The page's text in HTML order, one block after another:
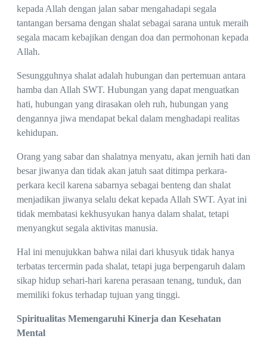
kepada Allah dengan jalan sabar mengahadapi segala
tantangan bersama dengan shalat sebagai sarana untuk meraih
segala macam kebajikan dengan doa dan permohonan kepada
Allah.
Sesungguhnya shalat adalah hubungan dan pertemuan antara
hamba dan Allah SWT. Hubungan yang dapat menguatkan
hati, hubungan yang dirasakan oleh ruh, hubungan yang
dengannya jiwa mendapat bekal dalam menghadapi realitas
kehidupan.
Orang yang sabar dan shalatnya menyatu, akan jernih hati dan
besar jiwanya dan tidak akan jatuh saat ditimpa perkara-
perkara kecil karena sabarnya sebagai benteng dan shalat
menjadikan jiwanya selalu dekat kepada Allah SWT. Ayat ini
tidak membatasi kekhusyukan hanya dalam shalat, tetapi
menyangkut segala aktivitas manusia.
Hal ini menujukkan bahwa nilai dari khusyuk tidak hanya
terbatas tercermin pada shalat, tetapi juga berpengaruh dalam
sikap hidup sehari-hari karena perasaan tenang, tunduk, dan
memiliki fokus terhadap tujuan yang tinggi.
Spiritualitas Memengaruhi Kinerja dan Kesehatan
Mental